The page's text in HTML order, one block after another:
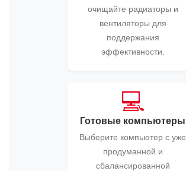
очищайте радиаторы и
вентиляторы для
поддержания
эффективности.
💻
Готовые компьютеры
Выберите компьютер с уже
продуманной и
сбалансированной